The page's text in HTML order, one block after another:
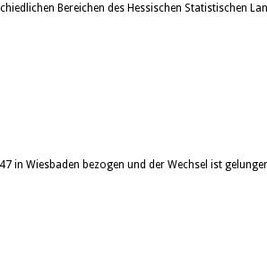
Bereichen des Hessischen Statistischen
in Wiesbaden bezogen und der Wechsel ist